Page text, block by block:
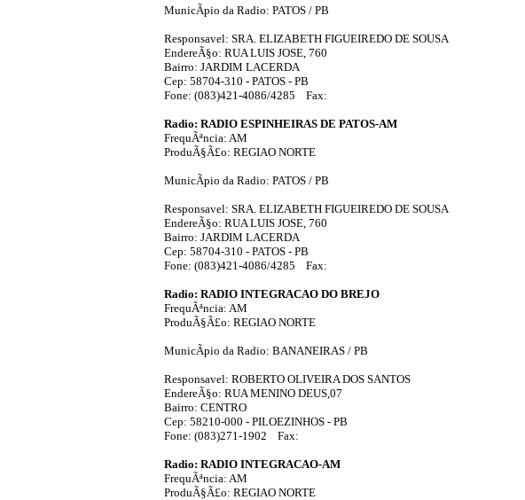
MunicÃ­pio da Radio: PATOS / PB
Responsavel: SRA. ELIZABETH FIGUEIREDO DE SOUSA
EndereÃ§o: RUA LUIS JOSE, 760
Bairro: JARDIM LACERDA
Cep: 58704-310 - PATOS - PB
Fone: (083)421-4086/4285 Fax:
Radio: RADIO ESPINHEIRAS DE PATOS-AM
FrequÃªncia: AM
ProduÃ§Ã£o: REGIAO NORTE
MunicÃ­pio da Radio: PATOS / PB
Responsavel: SRA. ELIZABETH FIGUEIREDO DE SOUSA
EndereÃ§o: RUA LUIS JOSE, 760
Bairro: JARDIM LACERDA
Cep: 58704-310 - PATOS - PB
Fone: (083)421-4086/4285 Fax:
Radio: RADIO INTEGRACAO DO BREJO
FrequÃªncia: AM
ProduÃ§Ã£o: REGIAO NORTE
MunicÃ­pio da Radio: BANANEIRAS / PB
Responsavel: ROBERTO OLIVEIRA DOS SANTOS
EndereÃ§o: RUA MENINO DEUS,07
Bairro: CENTRO
Cep: 58210-000 - PILOEZINHOS - PB
Fone: (083)271-1902 Fax:
Radio: RADIO INTEGRACAO-AM
FrequÃªncia: AM
ProduÃ§Ã£o: REGIAO NORTE